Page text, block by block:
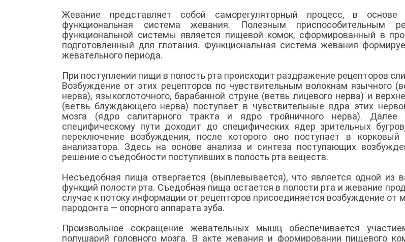
Жевание представляет собой саморегуляторный процесс, в основе
функциональная система жевания. Полезным приспособительным
функциональной системы является пищевой комок, сформированный в
подготовленный для глотания. Функциональная система жевания
жевательного периода.
При поступлении пищи в полость рта происходит раздражение рецепторов
Возбуждение от этих рецепторов по чувствительным волокнам язычного
нерва), языкоглоточного, барабанной струне (ветвь лицевого нерва) и
(ветвь блуждающего нерва) поступает в чувствительные ядра этих
мозга (ядро салитарного тракта и ядро тройничного нерва). Далее
специфическому пути доходит до специфических ядер зрительных
переключение возбуждения, после которого оно поступает в корковый
анализатора. Здесь на основе анализа и синтеза поступающих
решение о съедобности поступивших в полость рта веществ.
Несъедобная пища отвергается (выплевывается), что является одной из
функций полости рта. Съедобная пища остается в полости рта и жевание
случае к потоку информации от рецепторов присоединяется возбуждение от
пародонта — опорного аппарата зуба.
Произвольное сокращение жевательных мышц обеспечивается
полушарий головного мозга. В акте жевания и формировании пищевого